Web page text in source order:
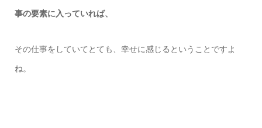
事の要素に入っていれば、
その仕事をしていてとても、幸せに感じるということですよ
ね。